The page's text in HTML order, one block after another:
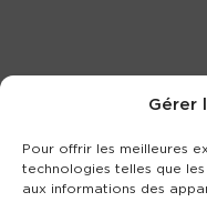
Gérer
Pour offrir les meilleures
technologies telles que
aux informations des